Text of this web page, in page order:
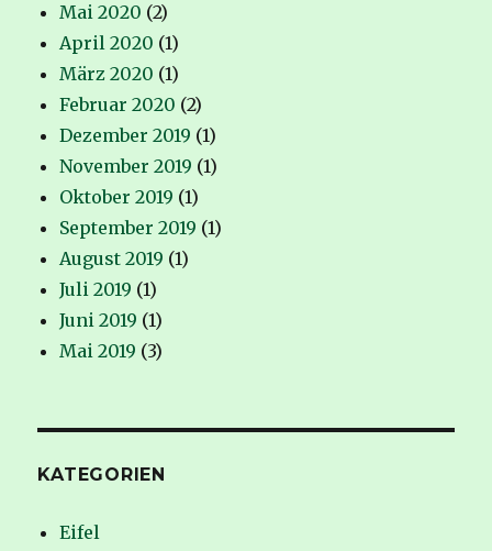
Mai 2020 (2)
April 2020 (1)
März 2020 (1)
Februar 2020 (2)
Dezember 2019 (1)
November 2019 (1)
Oktober 2019 (1)
September 2019 (1)
August 2019 (1)
Juli 2019 (1)
Juni 2019 (1)
Mai 2019 (3)
KATEGORIEN
Eifel